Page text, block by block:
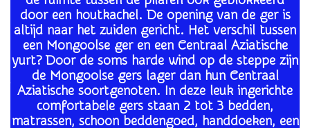
door een houtkachel. De opening van de ger is
altijd naar het zuiden gericht. Het verschil tussen
een Mongoolse ger en een Centraal Aziatische
yurt? Door de soms harde wind op de steppe zijn
de Mongoolse gers lager dan hun Centraal
Aziatische soortgenoten. In deze leuk ingerichte
comfortabele gers staan 2 tot 3 bedden,
matrassen, schoon beddengoed, handdoeken, een